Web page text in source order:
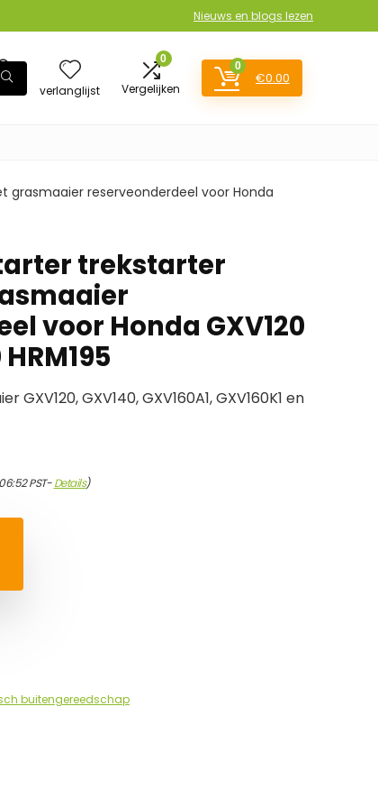
Nieuws en blogs lezen
verlanglijst
0
Vergelijken
0
€0.00
grasmaaier reserveonderdeel voor Honda
trekstarter
voor Honda GXV120
GXV140, GXV160A1, GXV160K1 en
PST-Details)
buitengereedschap